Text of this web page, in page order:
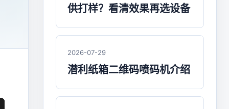
供打样？看清效果再选设备
2026-07-29
潜利纸箱二维码喷码机介绍